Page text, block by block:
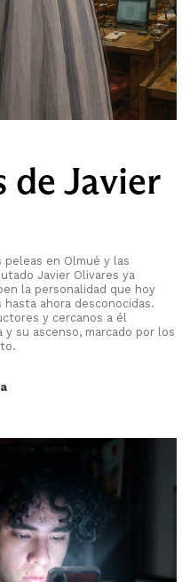
de Javier
peleas en Olmué y las
Javier Olivares ya
la personalidad que hoy
ahora desconocidas.
y cercanos a él
su ascenso, marcado por los